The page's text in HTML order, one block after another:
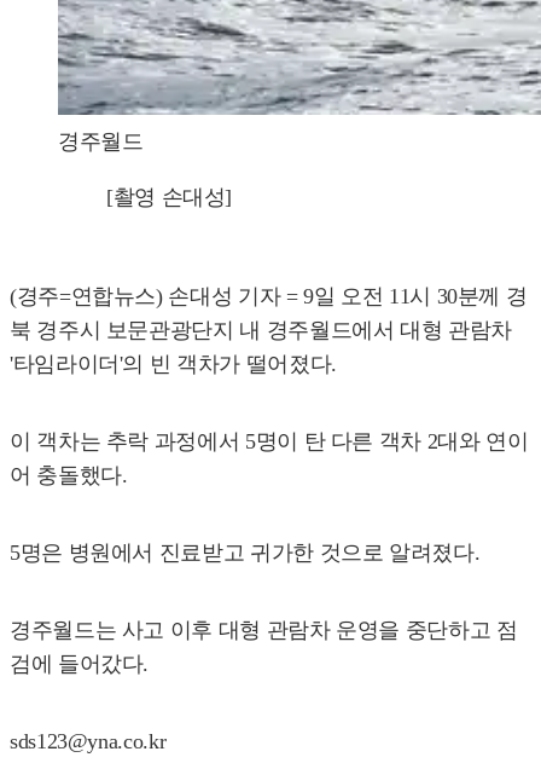
경주월드
[촬영 손대성]
(경주=연합뉴스) 손대성 기자 = 9일 오전 11시 30분께 경
북 경주시 보문관광단지 내 경주월드에서 대형 관람차
'타임라이더'의 빈 객차가 떨어졌다.
이 객차는 추락 과정에서 5명이 탄 다른 객차 2대와 연이
어 충돌했다.
5명은 병원에서 진료받고 귀가한 것으로 알려졌다.
경주월드는 사고 이후 대형 관람차 운영을 중단하고 점
검에 들어갔다.
sds123@yna.co.kr